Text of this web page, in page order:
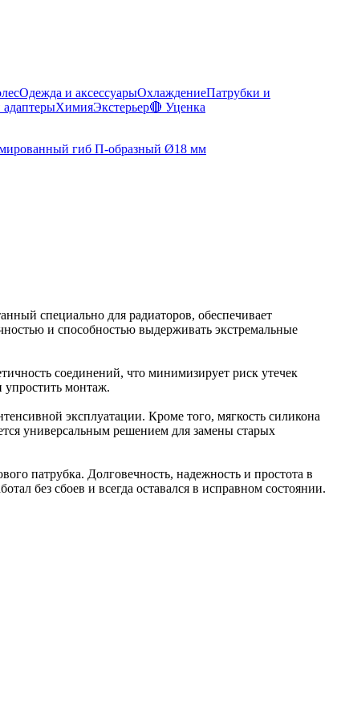
Одежда и аксессуарыОхлаждениеПатрубки и
ХимияЭкстерьер🔴 Уценка
специально для радиаторов, обеспечивает
и способностью выдерживать экстремальные
соединений, что минимизирует риск утечек
упростить монтаж.
эксплуатации. Кроме того, мягкость силикона
универсальным решением для замены старых
патрубка. Долговечность, надежность и простота в
без сбоев и всегда оставался в исправном состоянии.